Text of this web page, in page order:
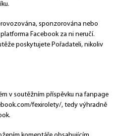
sponzorována nebo
Facebook za ni neručí.
poskytujete Pořadateli, nikoliv
v soutěžním příspěvku na fanpage
fexirolety/, tedy výhradně